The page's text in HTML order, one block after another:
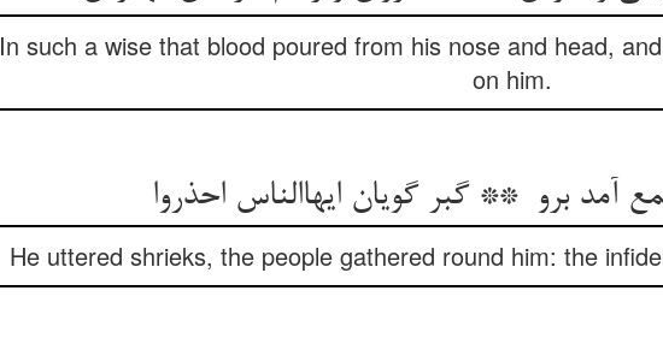
In such a wise that blood poured from his nose and head,
on him.
He uttered shrieks, the people gathered round him: the